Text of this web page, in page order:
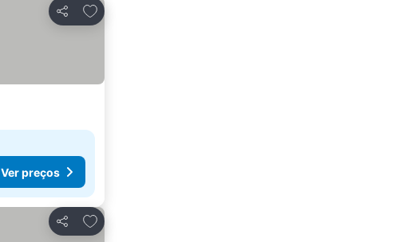
Partilhar
Adicionar aos favoritos
Ver preços
Partilhar
Adicionar aos favoritos